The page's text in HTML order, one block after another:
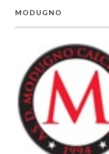
MODUGNO